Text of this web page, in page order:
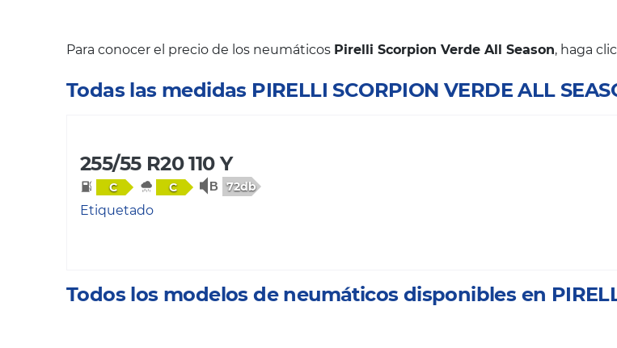
Para conocer el precio de los neumáticos Pirelli Scorpion Verde All Season, haga
Todas las medidas PIRELLI SCORPION VERDE ALL
255/55 R20 110 Y
C C 72db
Etiquetado
Todos los modelos de neumáticos disponibles en